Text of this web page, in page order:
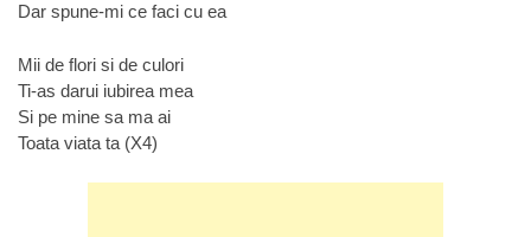
Dar spune-mi ce faci cu ea
Mii de flori si de culori
Ti-as darui iubirea mea
Si pe mine sa ma ai
Toata viata ta (X4)